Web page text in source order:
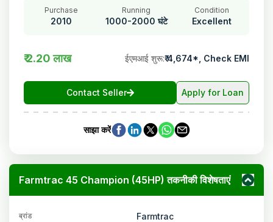
Purchase
2010
Running
1000-2000 घंटे
Condition
Excellent
₹ 2.20 लाख ईएमआई शुरू:₹4,674*, Check EMI
Contact Seller Apply for Loan
साझा करें
Farmtrac 45 Champion (45HP) तकनीकी विशेषताएं
ब्रांड Farmtrac